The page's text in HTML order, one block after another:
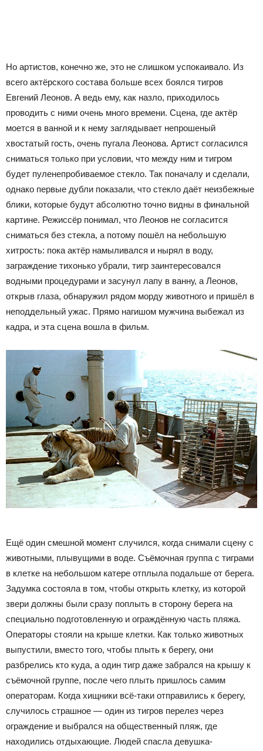
Но артистов, конечно же, это не слишком успокаивало. Из
всего актёрского состава больше всех боялся тигров
Евгений Леонов. А ведь ему, как назло, приходилось
проводить с ними очень много времени. Сцена, где актёр
моется в ванной и к нему заглядывает непрошеный
хвостатый гость, очень пугала Леонова. Артист согласился
сниматься только при условии, что между ним и тигром
будет пуленепробиваемое стекло. Так поначалу и сделали,
однако первые дубли показали, что стекло даёт неизбежные
блики, которые будут абсолютно точно видны в финальной
картине. Режиссёр понимал, что Леонов не согласится
сниматься без стекла, а потому пошёл на небольшую
хитрость: пока актёр намыливался и нырял в воду,
заграждение тихонько убрали, тигр заинтересовался
водными процедурами и засунул лапу в ванну, а Леонов,
открыв глаза, обнаружил рядом морду животного и пришёл в
неподдельный ужас. Прямо нагишом мужчина выбежал из
кадра, и эта сцена вошла в фильм.
Ещё один смешной момент случился, когда снимали сцену с
животными, плывущими в воде. Съёмочная группа с тиграми
в клетке на небольшом катере отплыла подальше от берега.
Задумка состояла в том, чтобы открыть клетку, из которой
звери должны были сразу поплыть в сторону берега на
специально подготовленную и ограждённую часть пляжа.
Операторы стояли на крыше клетки. Как только животных
выпустили, вместо того, чтобы плыть к берегу, они
разбрелись кто куда, а один тигр даже забрался на крышу к
съёмочной группе, после чего плыть пришлось самим
операторам. Когда хищники всё-таки отправились к берегу,
случилось страшное — один из тигров перелез через
ограждение и выбрался на общественный пляж, где
находились отдыхающие. Людей спасла девушка-